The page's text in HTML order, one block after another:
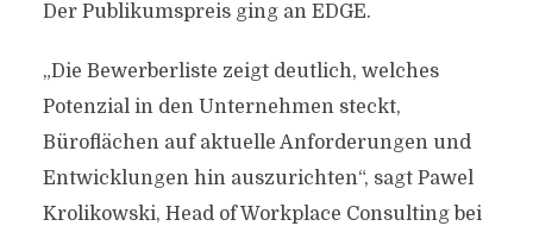
Der Publikumspreis ging an EDGE.
„Die Bewerberliste zeigt deutlich, welches
Potenzial in den Unternehmen steckt,
Büroflächen auf aktuelle Anforderungen und
Entwicklungen hin auszurichten“, sagt Pawel
Krolikowski, Head of Workplace Consulting bei